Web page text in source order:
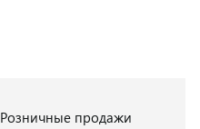
Розничные продажи